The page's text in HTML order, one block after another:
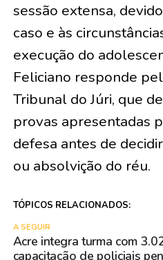
sessão extensa,
caso e às
execução do
Feliciano responde
Tribunal do Júri, que
provas apresentadas
defesa antes de
ou absolvição do réu.
TÓPICOS RELACIONADOS:
A SEGUIR
Acre integra turma com
capacitação de policiais